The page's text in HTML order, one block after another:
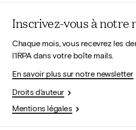
Inscrivez-vous à notre
Chaque mois, vous recevrez les
l'IRPA dans votre boîte mails.
En savoir plus sur notre newsletter
Droits d'auteur
Mentions légales